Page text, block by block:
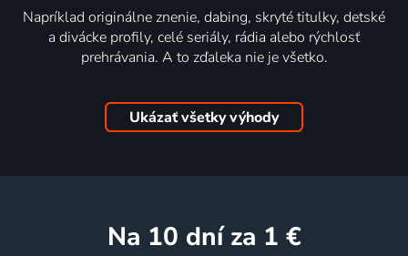
Napríklad originálne znenie, dabing, skryté titulky, detské
a divácke profily, celé seriály, rádia alebo rýchlosť
prehrávania. A to zďaleka nie je všetko.
Ukázať všetky výhody
na 10 dní za 1 €